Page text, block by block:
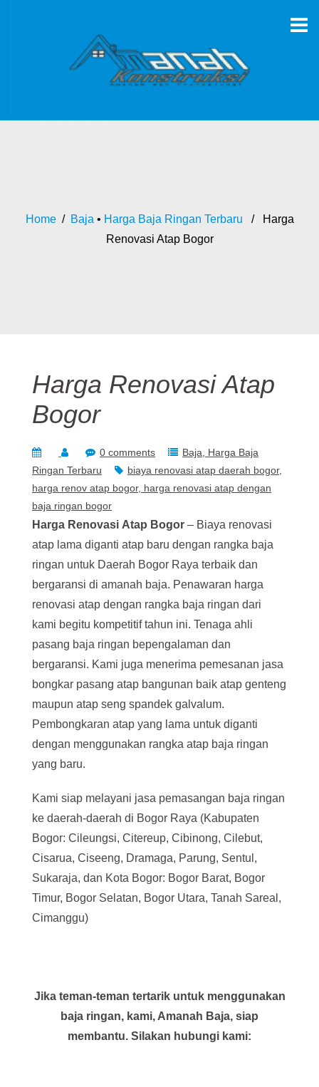
Home/ Baja • Harga Baja Ringan Terbaru / Harga
Renovasi Atap Bogor
Harga Renovasi Atap
Bogor
0 comments Baja
Harga Baja
Ringan Terbaru
biaya renovasi atap daerah bogor
harga renov atap bogor harga renovasi atap dengan
baja ringan bogor
Harga Renovasi Atap Bogor – Biaya renovasi
atap lama diganti atap baru dengan rangka baja
ringan untuk Daerah Bogor Raya terbaik dan
bergaransi di amanah baja. Penawaran harga
renovasi atap dengan rangka baja ringan dari
kami begitu kompetitif tahun ini. Tenaga ahli
pasang baja ringan bepengalaman dan
bergaransi. Kami juga menerima pemesanan jasa
bongkar pasang atap bangunan baik atap genteng
maupun atap seng spandek galvalum.
Pembongkaran atap yang lama untuk diganti
dengan menggunakan rangka atap baja ringan
yang baru.
Kami siap melayani jasa pemasangan baja ringan
ke daerah-daerah di Bogor Raya (Kabupaten
Bogor: Cileungsi, Citereup, Cibinong, Cilebut,
Cisarua, Ciseeng, Dramaga, Parung, Sentul,
Sukaraja, dan Kota Bogor: Bogor Barat, Bogor
Timur, Bogor Selatan, Bogor Utara, Tanah Sareal,
Cimanggu)
Jika teman-teman tertarik untuk menggunakan
baja ringan, kami, Amanah Baja, siap
membantu. Silakan hubungi kami: